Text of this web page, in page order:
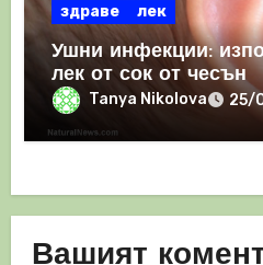
здраве лек
Ушни инфекции:
лек от сок от чесън
Tanya Nikolova 25/
Вашият